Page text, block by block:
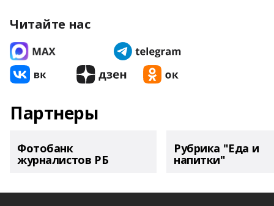
Читайте нас
Партнеры
Фотобанк
журналистов РБ
Рубрика "Еда и
напитки"